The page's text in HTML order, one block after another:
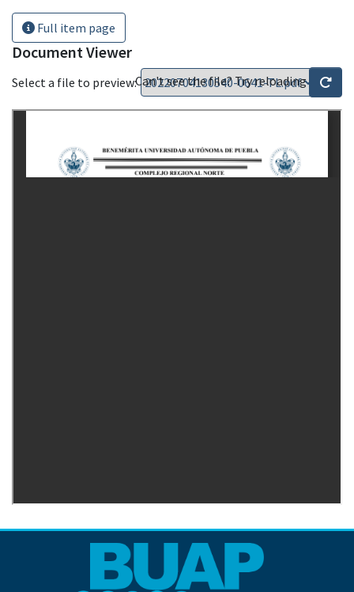
Full item page
Document Viewer
Select a file to preview:Can't see the file? Try reloading